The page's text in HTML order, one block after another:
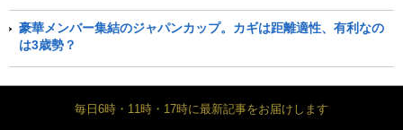
豪華メンバー集結のジャパンカップ。カギは距離適性、有利なの
は3歳勢？
毎日6時・11時・17時に最新記事をお届けします